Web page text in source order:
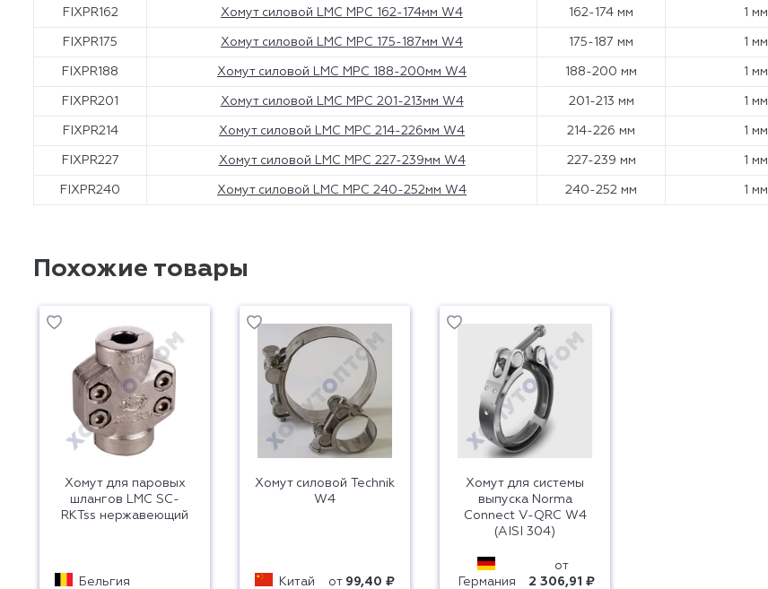
FIXPR162 Хомут силовой LMC MPC 162-174мм W4 162-174 мм 1 мм
FIXPR175 Хомут силовой LMC MPC 175-187мм W4 175-187 мм 1 мм
FIXPR188 Хомут силовой LMC MPC 188-200мм W4 188-200 мм 1 мм
FIXPR201 Хомут силовой LMC MPC 201-213мм W4 201-213 мм 1 мм
FIXPR214 Хомут силовой LMC MPC 214-226мм W4 214-226 мм 1 мм
FIXPR227 Хомут силовой LMC MPC 227-239мм W4 227-239 мм 1 мм
FIXPR240 Хомут силовой LMC MPC 240-252мм W4 240-252 мм 1 мм
Похожие товары
Хомут для паровых
шлангов LMC SC-
RKTss нержавеющий
Бельгия
Хомут силовой Technik
W4
Китай от 99,40 ₽
Хомут для системы
выпуска Norma
Connect V-QRC W4
(AISI 304)
Германия
от
2 306,91 ₽